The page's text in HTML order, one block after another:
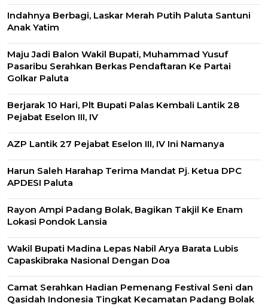
Indahnya Berbagi, Laskar Merah Putih Paluta Santuni
Anak Yatim
Maju Jadi Balon Wakil Bupati, Muhammad Yusuf
Pasaribu Serahkan Berkas Pendaftaran Ke Partai
Golkar Paluta
Berjarak 10 Hari, Plt Bupati Palas Kembali Lantik 28
Pejabat Eselon III, IV
AZP Lantik 27 Pejabat Eselon III, IV Ini Namanya
Harun Saleh Harahap Terima Mandat Pj. Ketua DPC
APDESI Paluta
Rayon Ampi Padang Bolak, Bagikan Takjil Ke Enam
Lokasi Pondok Lansia
Wakil Bupati Madina Lepas Nabil Arya Barata Lubis
Capaskibraka Nasional Dengan Doa
Camat Serahkan Hadian Pemenang Festival Seni dan
Qasidah Indonesia Tingkat Kecamatan Padang Bolak